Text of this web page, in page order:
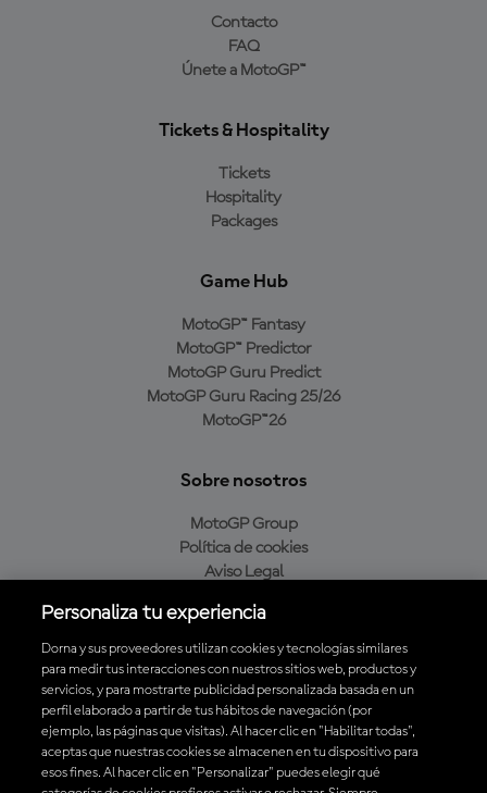
Contacto
FAQ
Únete a MotoGP™
Tickets & Hospitality
Tickets
Hospitality
Packages
Game Hub
MotoGP™ Fantasy
MotoGP™ Predictor
MotoGP Guru Predict
MotoGP Guru Racing 25/26
MotoGP™26
Sobre nosotros
MotoGP Group
Política de cookies
Aviso Legal
Política de compra
Descarga la aplicación oficial de MotoGP™
Personaliza tu experiencia
Dorna y sus proveedores utilizan cookies y tecnologías similares
para medir tus interacciones con nuestros sitios web, productos y
servicios, y para mostrarte publicidad personalizada basada en un
perfil elaborado a partir de tus hábitos de navegación (por
ejemplo, las páginas que visitas). Al hacer clic en "Habilitar todas",
aceptas que nuestras cookies se almacenen en tu dispositivo para
esos fines. Al hacer clic en "Personalizar" puedes elegir qué